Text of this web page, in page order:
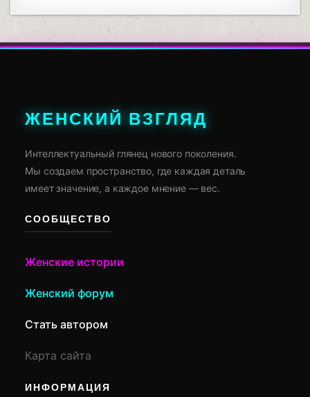
ЖЕНСКИЙ ВЗГЛЯД
Интеллектуальный глянец нового поколения.
Мы создаем пространство, где каждая деталь
имеет значение, а каждое мнение — вес.
СООБЩЕСТВО
Женские истории
Женский форум
Стать автором
Карта сайта
ИНФОРМАЦИЯ